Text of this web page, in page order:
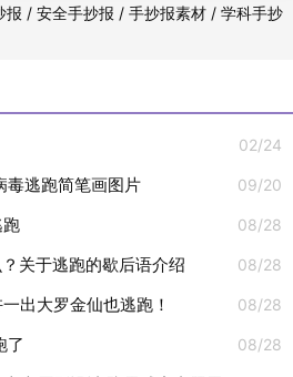
报 /安全手抄报 /手抄报素材 /学科手抄
02/24
09/20
毒逃跑简笔画图片
08/28
跑
08/28
关于逃跑的歇后语介绍
08/28
出大罗金仙也逃跑！
08/28
了